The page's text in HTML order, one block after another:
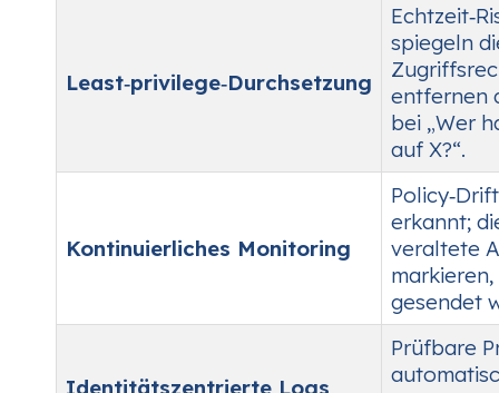
Least‑privilege‑Durchsetzung
spiegeln
entfernen
bei „Wer
auf X?“.
Kontinuierliches Monitoring
erkannt;
veraltete
gesendet
Identitätszentrierte Logs
Prüfbare